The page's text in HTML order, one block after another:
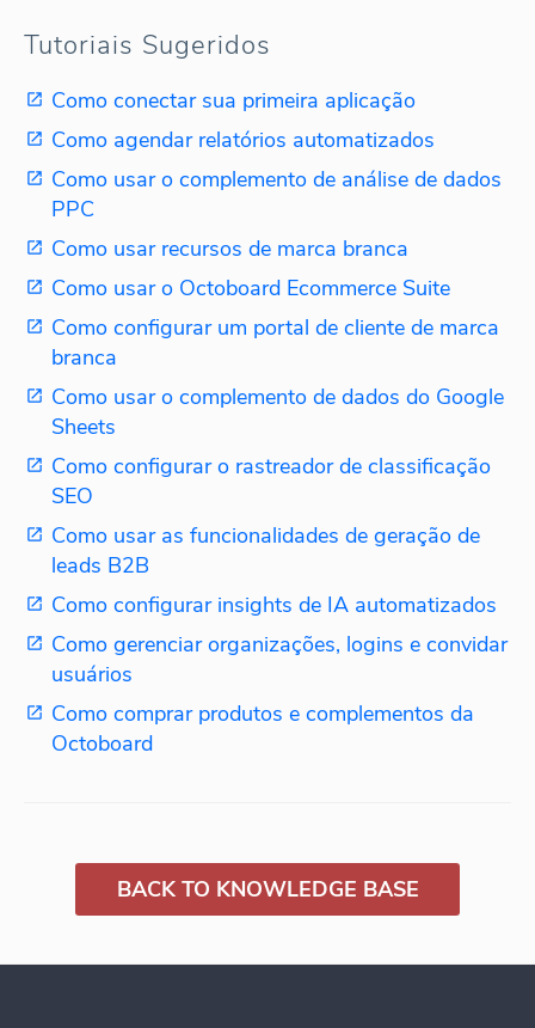
Tutoriais Sugeridos
Como conectar sua primeira aplicação
Como agendar relatórios automatizados
Como usar o complemento de análise de dados
PPC
Como usar recursos de marca branca
Como usar o Octoboard Ecommerce Suite
Como configurar um portal de cliente de marca
branca
Como usar o complemento de dados do Google
Sheets
Como configurar o rastreador de classificação
SEO
Como usar as funcionalidades de geração de
leads B2B
Como configurar insights de IA automatizados
Como gerenciar organizações, logins e convidar
usuários
Como comprar produtos e complementos da
Octoboard
BACK TO KNOWLEDGE BASE